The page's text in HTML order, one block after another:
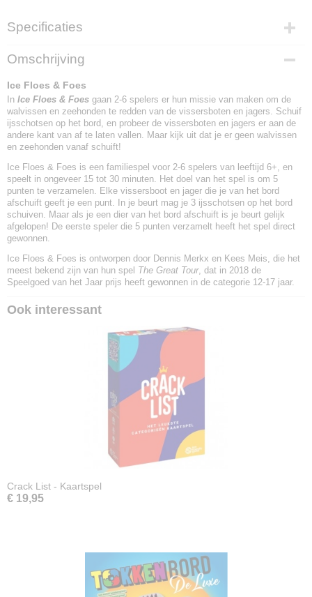
Specificaties
EAN code
7448121620661
Omschrijving
Ice Floes & Foes
In Ice Floes & Foes gaan 2-6 spelers er hun missie van maken om de
walvissen en zeehonden te redden van de vissersboten en jagers. Schuif
ijsschotsen op het bord, en probeer de vissersboten en jagers er aan de
andere kant van af te laten vallen. Maar kijk uit dat je er geen walvissen
en zeehonden vanaf schuift!
Ice Floes & Foes is een familiespel voor 2-6 spelers van leeftijd 6+, en
speelt in ongeveer 15 tot 30 minuten. Het doel van het spel is om 5
punten te verzamelen. Elke vissersboot en jager die je van het bord
afschuift geeft je een punt. In je beurt mag je 3 ijsschotsen op het bord
schuiven. Maar als je een dier van het bord afschuift is je beurt gelijk
afgelopen! De eerste speler die 5 punten verzamelt heeft het spel direct
gewonnen.
Ice Floes & Foes is ontworpen door Dennis Merkx en Kees Meis, die het
meest bekend zijn van hun spel The Great Tour, dat in 2018 de
Speelgoed van het Jaar prijs heeft gewonnen in de categorie 12-17 jaar.
Ook interessant
Crack List - Kaartspel
€ 19,95